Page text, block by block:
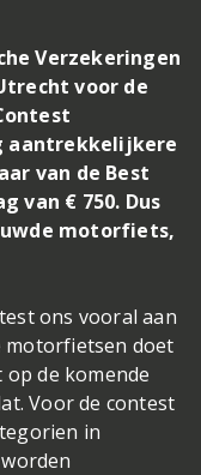
Verzekeringen
voor de
aantrekkelijkere
van de Best
van € 750. Dus
motorfiets,
ons vooral aan
motorfietsen doet
op de komende
Voor de contest
in